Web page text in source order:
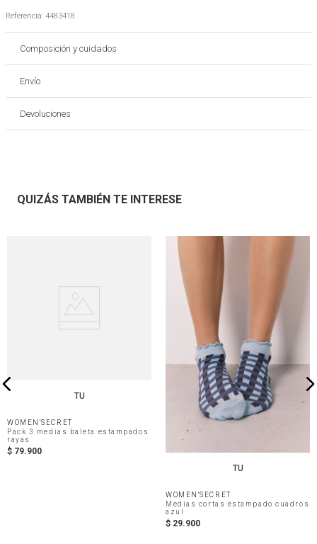
Referencia: 4483418
Composición y cuidados
Envío
Devoluciones
QUIZÁS TAMBIÉN TE INTERESE
TU
WOMEN'SECRET
Pack 3 medias baleta estampados
rayas
$ 79.900
TU
WOMEN'SECRET
Medias cortas estampado cuadros
azul
$ 29.900